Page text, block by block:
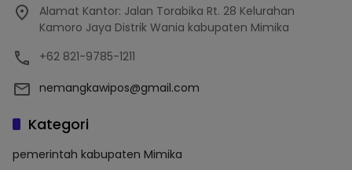
Alamat Kantor: Jalan Torabika Rt. 28 Kelurahan
Kamoro Jaya Distrik Wania kabupaten Mimika
+62 821-9785-1211
nemangkawipos@gmail.com
Kategori
pemerintah kabupaten Mimika